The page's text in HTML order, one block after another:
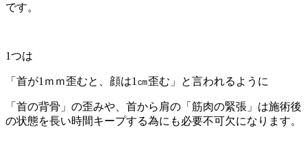
です。
1つは
「首が1ｍｍ歪むと、顔は1㎝歪む」と言われるように
「首の背骨」の歪みや、首から肩の「筋肉の緊張」は施術後
の状態を長い時間キープする為にも必要不可欠になります。